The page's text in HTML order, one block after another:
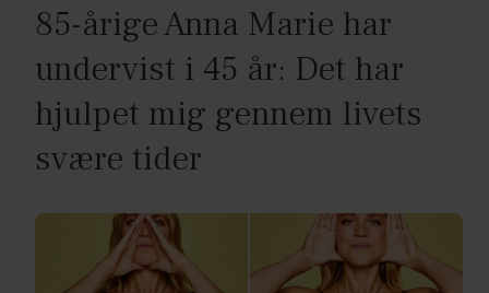
85-årige Anna Marie har
undervist i 45 år: Det har
hjulpet mig gennem livets
svære tider